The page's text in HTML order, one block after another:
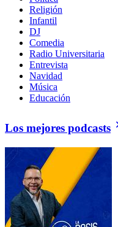
Religión
Infantil
DJ
Comedia
Radio Universitaria
Entrevista
Navidad
Música
Educación
Los mejores podcasts